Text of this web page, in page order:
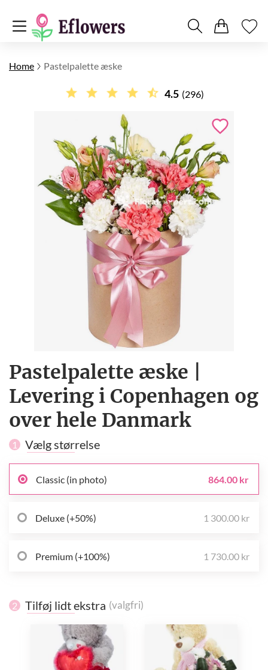
Home Pastelpalette æske
4.5 (296)
Pastelpalette æske |
Levering i Copenhagen og
over hele Danmark
1 Vælg størrelse
Classic (in photo) 864.00 kr
Deluxe (+50%) 1 300.00 kr
Premium (+100%) 1 730.00 kr
2 Tilføj lidt ekstra (valgfri)